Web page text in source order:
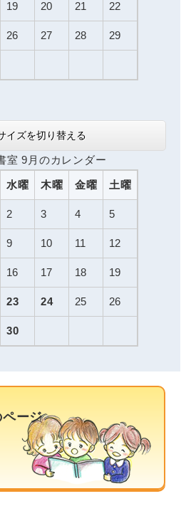
19 20 21 22
26 27 28 29
イズを切り替える
室 9月のカレンダー
水曜 木曜 金曜 土曜
2 3 4 5
9 10 11 12
16 17 18 19
23 24 25 26
30
ページ